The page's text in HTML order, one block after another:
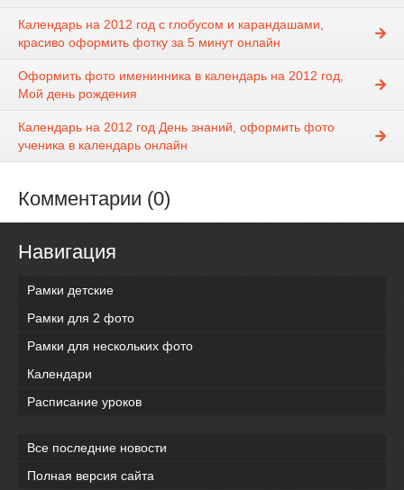
Календарь на 2012 год с глобусом и карандашами,
красиво оформить фотку за 5 минут онлайн
Оформить фото именинника в календарь на 2012 год,
Мой день рождения
Календарь на 2012 год День знаний, оформить фото
ученика в календарь онлайн
Комментарии (0)
Навигация
Рамки детские
Рамки для 2 фото
Рамки для нескольких фото
Календари
Расписание уроков
Все последние новости
Полная версия сайта